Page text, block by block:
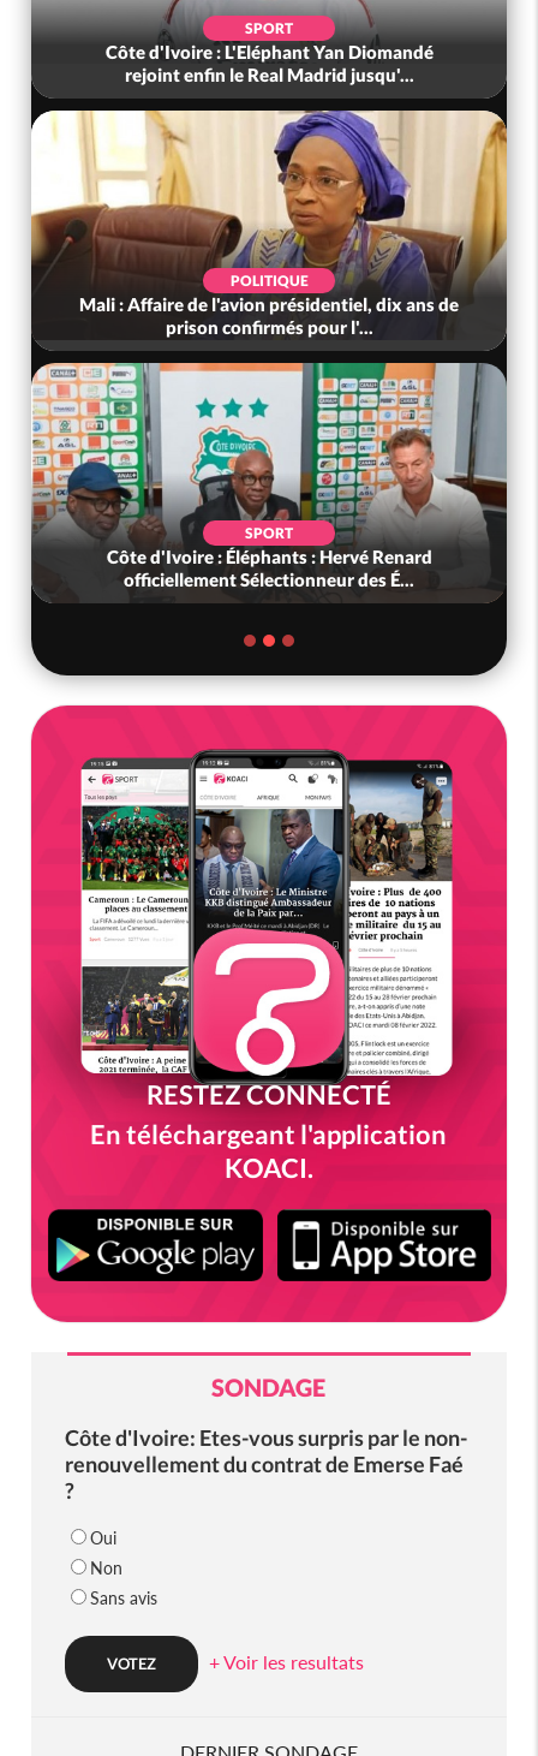
SPORT
Côte d'Ivoire : L'Eléphant Yan Diomandé
rejoint enfin le Real Madrid jusqu'...
POLITIQUE
Mali : Affaire de l'avion présidentiel, dix ans de
prison confirmés pour l'...
SPORT
Côte d'Ivoire : Éléphants : Hervé Renard
officiellement Sélectionneur des É...
RESTEZ CONNECTÉ
En téléchargeant l'application
KOACI.
SONDAGE
Côte d'Ivoire: Etes-vous surpris par le non-
renouvellement du contrat de Emerse Faé
?
Oui
Non
Sans avis
+ Voir les resultats